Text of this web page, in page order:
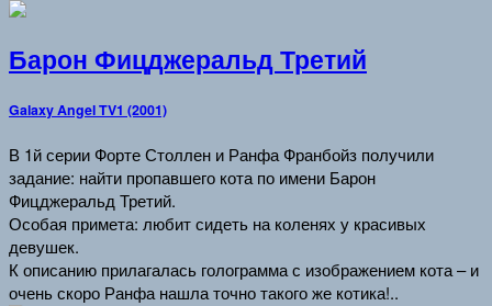
Барон Фицджеральд Третий
Galaxy Angel TV1 (2001)
В 1й серии Форте Столлен и Ранфа Франбойз получили
задание: найти пропавшего кота по имени Барон
Фицджеральд Третий.
Особая примета: любит сидеть на коленях у красивых
девушек.
К описанию прилагалась голограмма с изображением кота – и
очень скоро Ранфа нашла точно такого же котика!..